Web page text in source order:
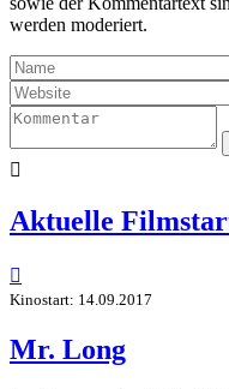
werden moderiert.

Aktuelle

Kinostart: 14.09.2017
Mr. Long